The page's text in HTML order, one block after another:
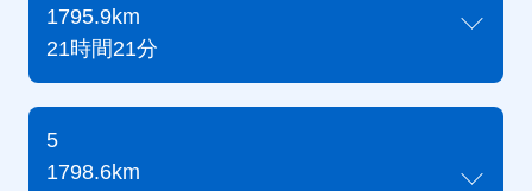
1795.9km
21時間21分
5
1798.6km